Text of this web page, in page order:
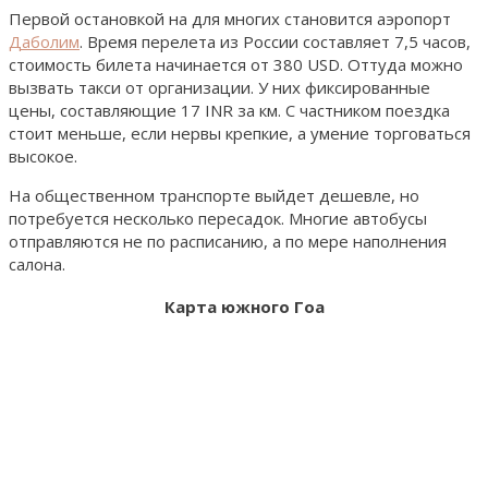
Первой остановкой на для многих становится аэропорт
Даболим. Время перелета из России составляет 7,5 часов,
стоимость билета начинается от 380 USD. Оттуда можно
вызвать такси от организации. У них фиксированные
цены, составляющие 17 INR за км. С частником поездка
стоит меньше, если нервы крепкие, а умение торговаться
высокое.
На общественном транспорте выйдет дешевле, но
потребуется несколько пересадок. Многие автобусы
отправляются не по расписанию, а по мере наполнения
салона.
Карта южного Гоа